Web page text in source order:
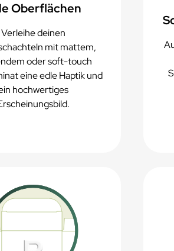
Oberflächen
Verleihe deinen
mit mattem,
oder soft-touch
eine edle Haptik und
hochwertiges